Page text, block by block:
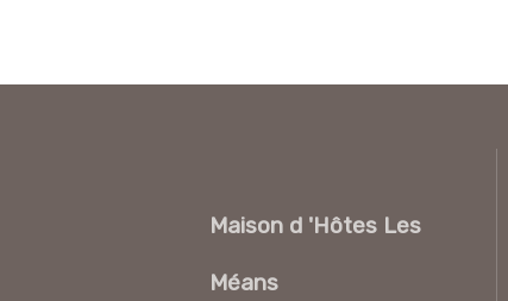
Maison d 'Hôtes Les
Méans